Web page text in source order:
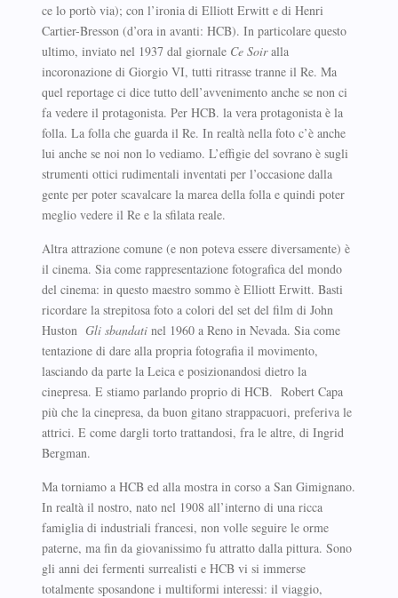
ce lo portò via); con l’ironia di Elliott Erwitt e di Henri
Cartier-Bresson (d’ora in avanti: HCB). In particolare questo
ultimo, inviato nel 1937 dal giornale Ce Soiralla
incoronazione di Giorgio VI, tutti ritrasse tranne il Re. Ma
quel reportage ci dice tutto dell’avvenimento anche se non ci
fa vedere il protagonista. Per HCB. la vera protagonista è la
folla. La folla che guarda il Re. In realtà nella foto c’è anche
lui anche se noi non lo vediamo. L’effigie del sovrano è sugli
strumenti ottici rudimentali inventati per l’occasione dalla
gente per poter scavalcare la marea della folla e quindi poter
meglio vedere il Re e la sfilata reale.
Altra attrazione comune (e non poteva essere diversamente) è
il cinema. Sia come rappresentazione fotografica del mondo
del cinema: in questo maestro sommo è Elliott Erwitt. Basti
ricordare la strepitosa foto a colori del set del film di John
Huston Gli sbandatinel 1960 a Reno in Nevada. Sia come
tentazione di dare alla propria fotografia il movimento,
lasciando da parte la Leica e posizionandosi dietro la
cinepresa. E stiamo parlando proprio di HCB. Robert Capa
più che la cinepresa, da buon gitano strappacuori, preferiva le
attrici. E come dargli torto trattandosi, fra le altre, di Ingrid
Bergman.
Ma torniamo a HCB ed alla mostra in corso a San Gimignano.
In realtà il nostro, nato nel 1908 all’interno di una ricca
famiglia di industriali francesi, non volle seguire le orme
paterne, ma fin da giovanissimo fu attratto dalla pittura. Sono
gli anni dei fermenti surrealisti e HCB vi si immerse
totalmente sposandone i multiformi interessi: il viaggio,